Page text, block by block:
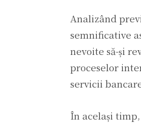
Analizând
semnificative
nevoite să-și
proceselor
servicii
În același